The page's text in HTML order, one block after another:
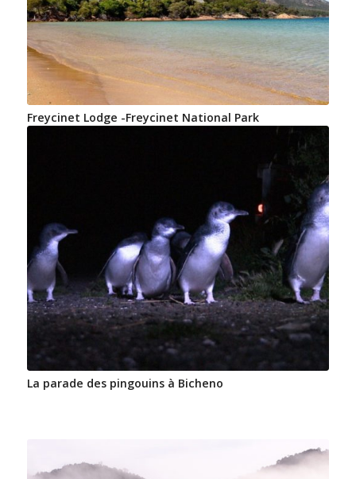
Freycinet Lodge -Freycinet National Park
La parade des pingouins à Bicheno